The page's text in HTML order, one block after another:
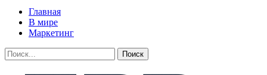
Главная
В мире
Маркетинг